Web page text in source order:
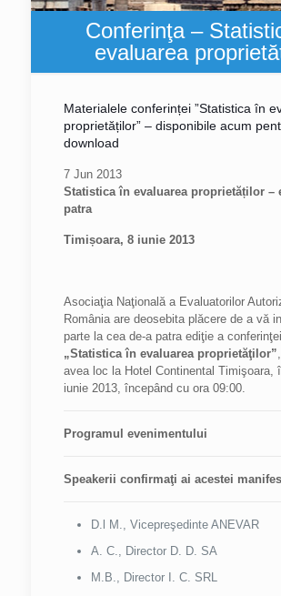
Conferinţa –
evaluarea
Materialele conferinței ”Statistica în
proprietăților” – disponibile acum
download
7 Jun 2013
Statistica în evaluarea proprietăților –
patra
Timișoara, 8 iunie 2013
Asociaţia Naţională a Evaluatorilor
România are deosebita plăcere de a vă
parte la cea de-a patra ediţie a
„Statistica în evaluarea proprietăţilor”
avea loc la Hotel Continental Timişoara,
iunie 2013, începând cu ora 09:00.
Programul evenimentului
Speakerii confirmaţi ai acestei
D.l M., Vicepreşedinte ANEVAR
A. C., Director D. D. SA
M.B., Director I. C. SRL